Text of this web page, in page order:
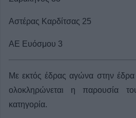
Αστέρας Καρδίτσας 25
ΑΕ Ευόσμου 3
Με εκτός έδρας αγώνα στην
ολοκληρώνεται η παρουσία
κατηγορία.